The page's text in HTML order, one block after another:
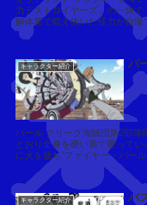
ジ
ュ
キ
ュ
ー
ル
・
ミ
ホ
力デストロイヤーズ」の一角
解体業で鍛え抜いた怪力が自慢
る。フランキーを取り返すため
キャラクター紹介 パ
パール クリーク海賊団第2部隊隊長。通称“鉄壁のパール”。その名の
とおり全身を硬い盾で覆って
に火を放ち”ファイヤー・パー
今まで戦闘で血を...
キャラクター紹介 バ